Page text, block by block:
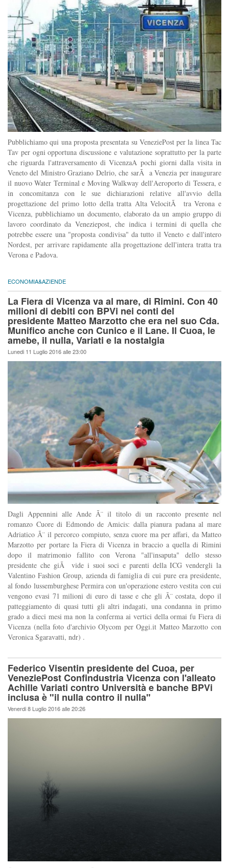
Pubblichiamo qui una proposta presentata su VeneziePost per la linea Tac
Tav per ogni opportuna discussione e valutazione soprattutto per la parte
che riguarda l'attraversamento di VicenzaA pochi giorni dalla visita in
Veneto del Ministro Graziano Delrio, che sarÃ a Venezia per inaugurare
il nuovo Water Terminal e Moving Walkway dell'Aeroporto di Tessera, e
in concomitanza con le sue dichiarazioni relative all'avvio della
progettazione del primo lotto della tratta Alta VelocitÃ tra Verona e
Vicenza, pubblichiamo un documento, elaborato da un ampio gruppo di
lavoro coordinato da Veneziepost, che indica i termini di quella che
potrebbe essere una "proposta condivisa" da tutto il Veneto e dall'intero
Nordest, per arrivare rapidamente alla progettazione dell'intera tratta tra
Verona e Padova.
ECONOMIA&AZIENDE
La Fiera di Vicenza va al mare, di Rimini. Con 40
milioni di debiti con BPVi nei conti del
presidente Matteo Marzotto che era nel suo Cda.
Munifico anche con Cunico e il Lane. Il Cuoa, le
amebe, il nulla, Variati e la nostalgia
Lunedi 11 Luglio 2016 alle 23:00
Dagli Appennini alle Ande Ã¨ il titolo di un racconto presente nel
romanzo Cuore di Edmondo de Amicis: dalla pianura padana al mare
Adriatico Ã¨ il percorco compiuto, senza cuore ma per affari, da Matteo
Marzotto per portare la Fiera di Vicenza in braccio a quella di Rimini
dopo il matrimonio fallito con Verona "all'insaputa" dello stesso
presidente che giÃ vide i suoi soci e parenti della ICG vendergli la
Valentino Fashion Group, azienda di famiglia di cui pure era presidente,
al fondo lussemburghese Permira con un'operazione estero vestita con cui
vengono evasi 71 milioni di euro di tasse e che gli Ã¨ costata, dopo il
patteggiamento di quasi tutti gli altri indagati, una condanna in primo
grado a dieci mesi ma non la conferma ai vertici della ormai fu Fiera di
Vicenza (nella foto d'archivio Olycom per Oggi.it Matteo Marzotto con
Veronica Sgaravatti, ndr) .
Federico Visentin presidente del Cuoa, per
VeneziePost Confindustria Vicenza con l'alleato
Achille Variati contro Università e banche BPVi
inclusa è "il nulla contro il nulla"
Venerdi 8 Luglio 2016 alle 20:26